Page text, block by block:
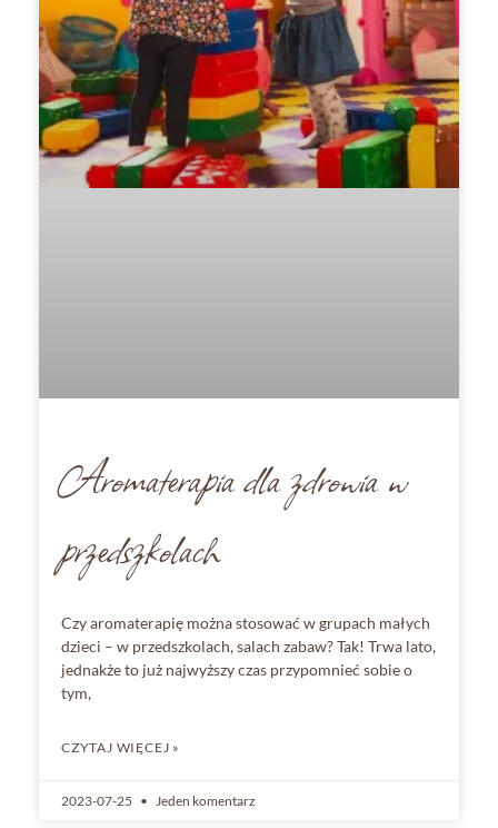
Aromaterapia dla zdrowia w
przedszkolach
Czy aromaterapię można stosować w grupach małych
dzieci – w przedszkolach, salach zabaw? Tak! Trwa lato,
jednakże to już najwyższy czas przypomnieć sobie o
tym,
CZYTAJ WIĘCEJ »
2023-07-25 Jeden komentarz